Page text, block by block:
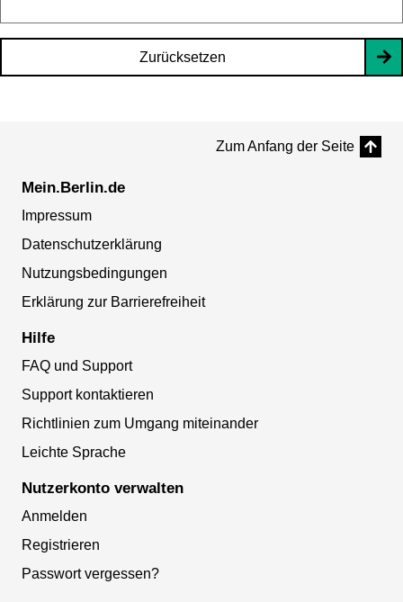
Zurücksetzen
Zum Anfang der Seite
Mein.Berlin.de
Impressum
Datenschutzerklärung
Nutzungsbedingungen
Erklärung zur Barrierefreiheit
Hilfe
FAQ und Support
Support kontaktieren
Richtlinien zum Umgang miteinander
Leichte Sprache
Nutzerkonto verwalten
Anmelden
Registrieren
Passwort vergessen?